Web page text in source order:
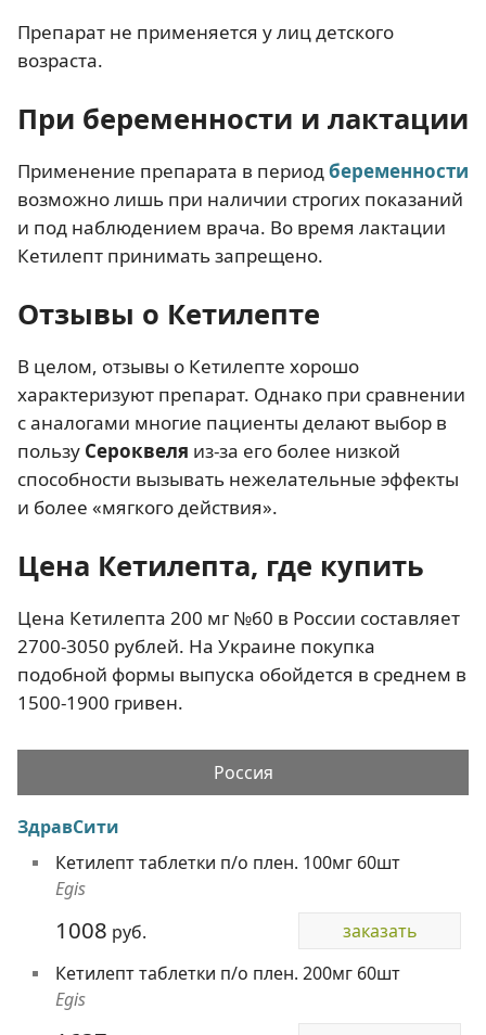
Препарат не применяется у лиц детского
возраста.
При беременности и лактации
Применение препарата в периодбеременности
возможно лишь при наличии строгих показаний
и под наблюдением врача. Во время лактации
Кетилепт принимать запрещено.
Отзывы о Кетилепте
В целом, отзывы о Кетилепте хорошо
характеризуют препарат. Однако при сравнении
с аналогами многие пациенты делают выбор в
пользу Сероквеля из-за его более низкой
способности вызывать нежелательные эффекты
и более «мягкого действия».
Цена Кетилепта, где купить
Цена Кетилепта 200 мг №60 в России составляет
2700-3050 рублей. На Украине покупка
подобной формы выпуска обойдется в среднем в
1500-1900 гривен.
Россия
ЗдравСити
Кетилепт таблетки п/о плен. 100мг 60шт
Egis
1008 руб.
заказать
Кетилепт таблетки п/о плен. 200мг 60шт
Egis